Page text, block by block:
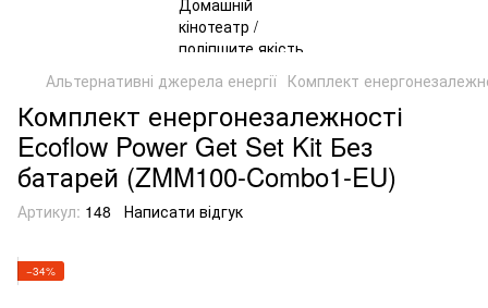
Альтернативні джерела енергії Комплект
Комплект енергонезалежності
Ecoflow Power Get Set Kit Без
батарей (ZMM100-Combo1-EU)
Артикул: 148 Написати відгук
−34%